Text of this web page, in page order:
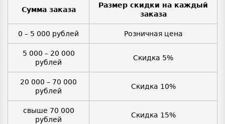
Сумма заказа
Размер скидки на каждый
заказа
0 – 5 000 рублей Розничная цена
5 000 – 20 000
рублей
Скидка 5%
20 000 – 70 000
рублей
Скидка 10%
свыше 70 000
рублей
Скидка 15%